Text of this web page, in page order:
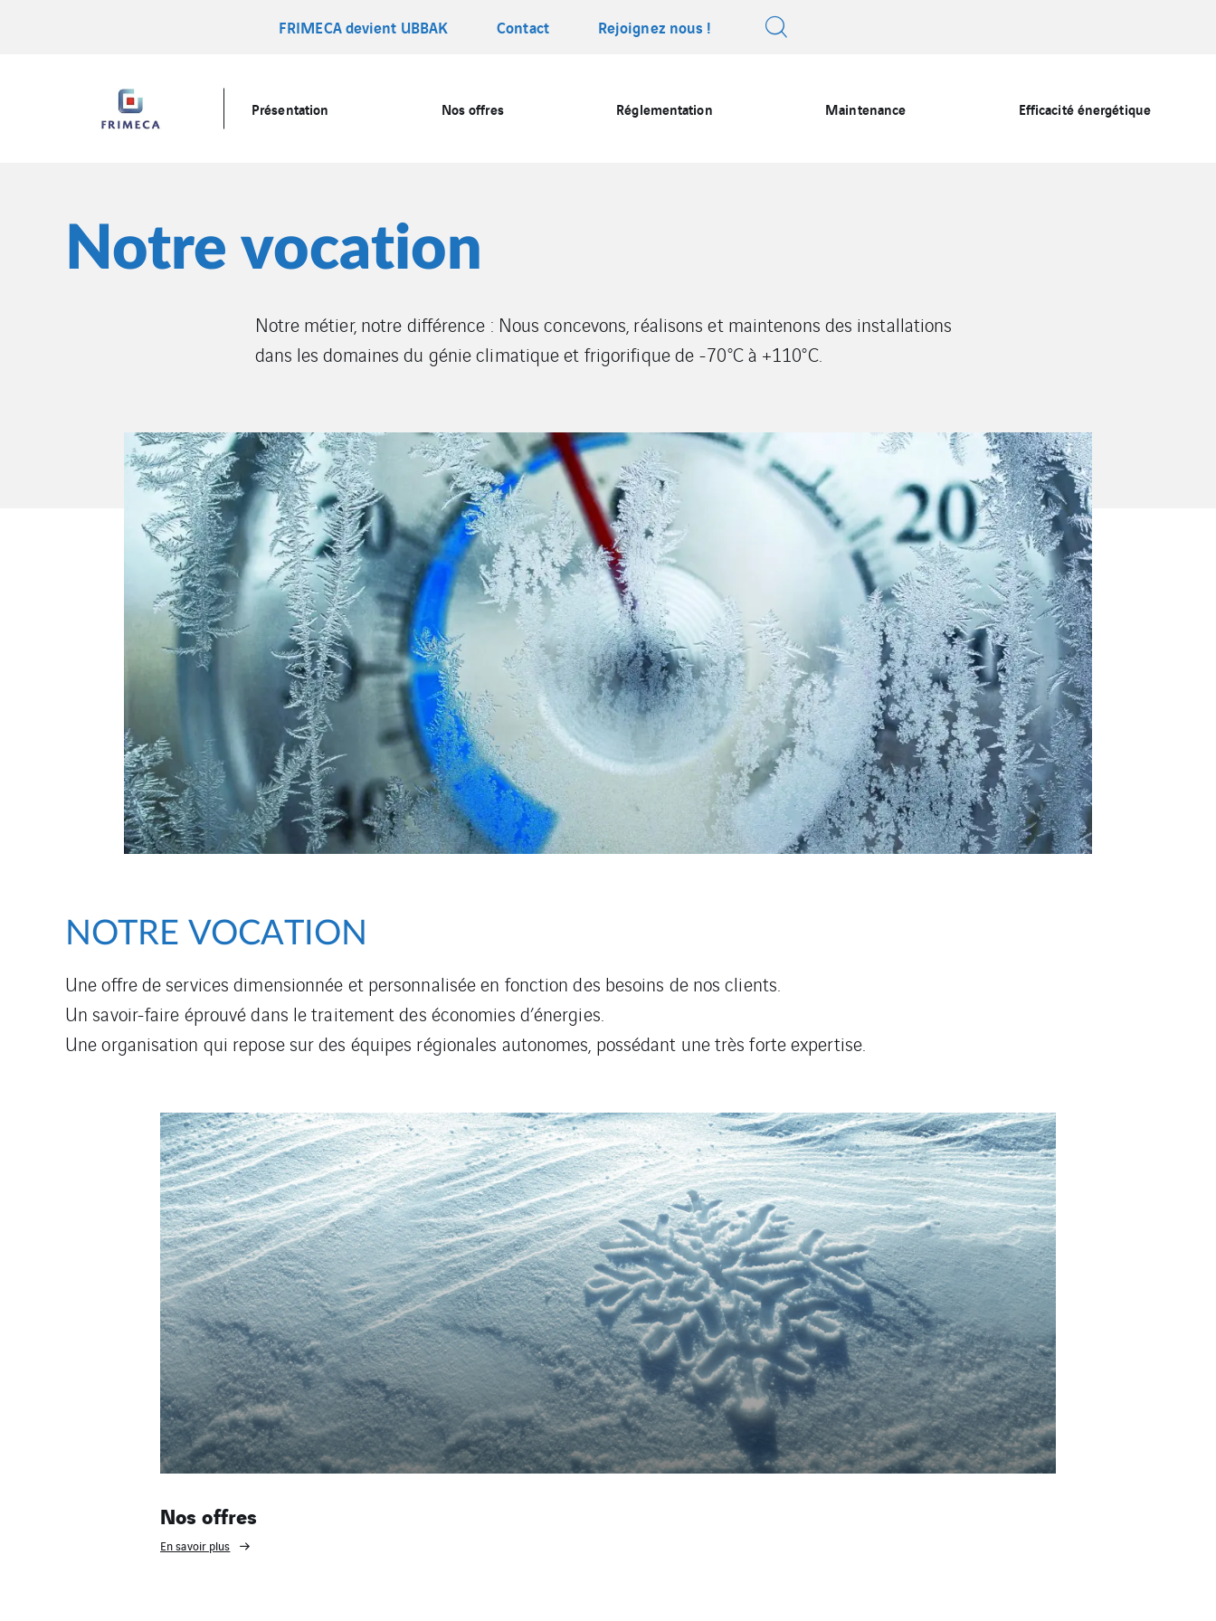
FRIMECA devient UBBAK Contact Rejoignez nous !
Présentation Nos offres Réglementation Maintenance Efficacité énergétique
Notre vocation
Notre métier, notre différence : Nous concevons, réalisons et maintenons des installations
dans les domaines du génie climatique et frigorifique de -70°C à +110°C.
NOTRE VOCATION
Une offre de services dimensionnée et personnalisée en fonction des besoins de nos clients.
Un savoir-faire éprouvé dans le traitement des économies d’énergies.
Une organisation qui repose sur des équipes régionales autonomes, possédant une très forte expertise.
Nos offres
En savoir plus